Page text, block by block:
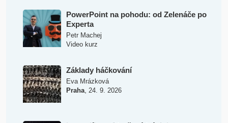
PowerPoint na pohodu: od Zelenáče po
Experta
Petr Machej
Video kurz
Základy háčkování
Eva Mrázková
Praha, 24. 9. 2026